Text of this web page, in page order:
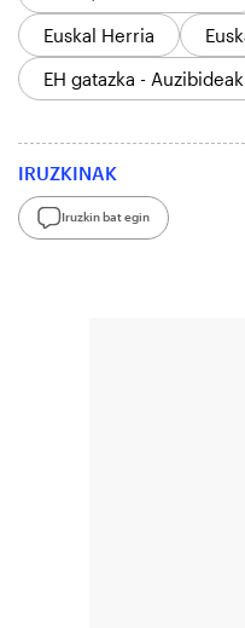
Euskal Herria
EH gatazka - Auzibideak
IRUZKINAK
Iruzkin bat egin